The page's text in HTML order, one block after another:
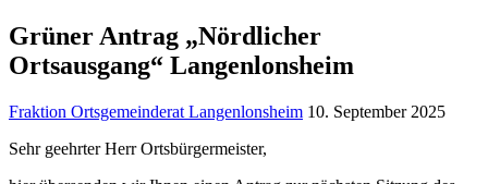
Grüner Antrag „Nördlicher
Ortsausgang“ Langenlonsheim
Fraktion Ortsgemeinderat Langenlonsheim 10. September 2025
Sehr geehrter Herr Ortsbürgermeister,